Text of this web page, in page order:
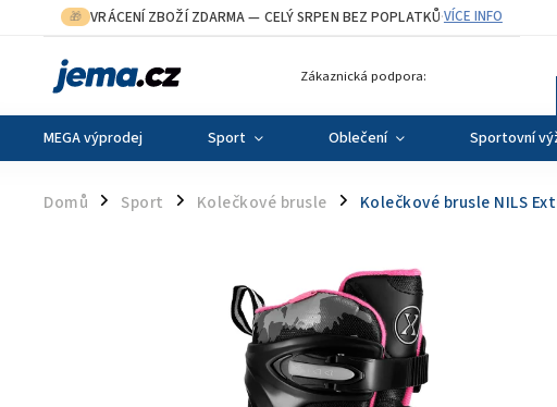
🎁 VRÁCENÍ ZBOŽÍ ZDARMA— CELÝ SRPEN BEZ POPLATKŮ·VÍCE INFO
Zákaznická podpora:
MEGA výprodej Sport Oblečení Sportovní
Domů / Sport / Kolečkové brusle / Kolečkové brusle NILS